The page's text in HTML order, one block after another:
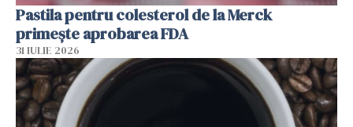
Pastila pentru colesterol de la Merck
primește aprobarea FDA
31 IULIE 2026